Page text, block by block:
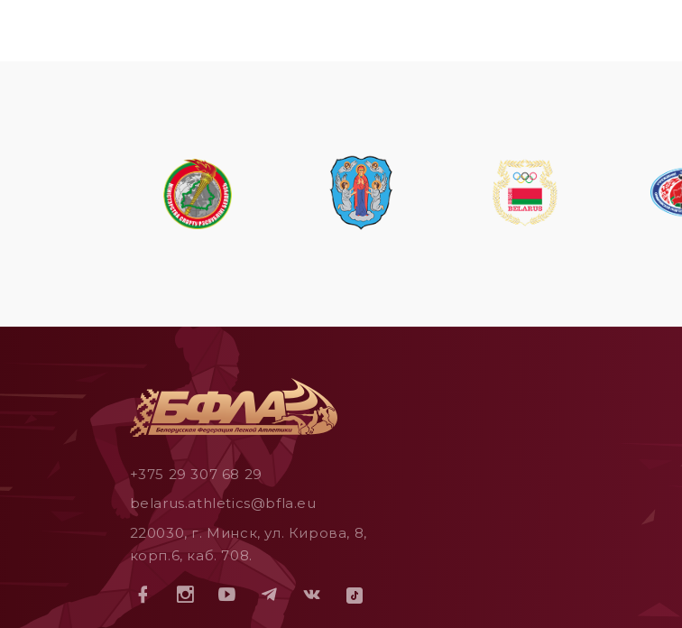
+375 29 307 68 29
belarus.athletics@bfla.eu
220030, г. Минск, ул. Кирова, 8,
корп.6, каб. 708.